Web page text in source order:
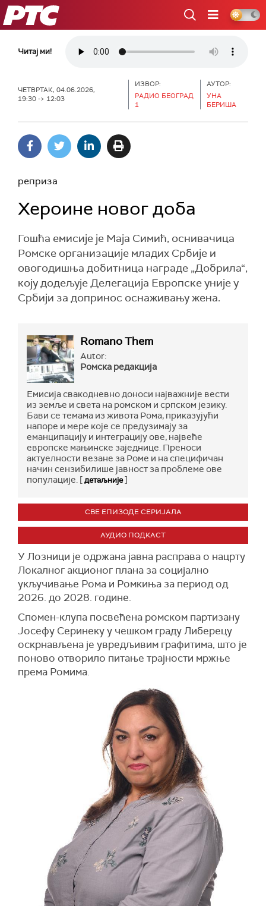
РТС
Читај ми!
ЧЕТВРТАК, 04.06.2026,
19:30 -> 12:03
ИЗВОР:
РАДИО БЕОГРАД
1
АУТОР:
УНА
БЕРИША
реприза
Хероине новог доба
Гошћа емисије је Маја Симић, оснивачица
Ромске организације младих Србије и
овогодишња добитница награде „Добрила“,
коју додељује Делегација Европске уније у
Србији за допринос оснаживању жена.
Romano Them
Autor:
Ромска редакција
Емисија свакодневно доноси најважније вести
из земље и света на ромском и српском језику.
Бави се темама из живота Рома, приказујући
напоре и мере које се предузимају за
еманципацију и интеграцију ове, највеће
европске мањинске заједнице. Преноси
актуелности везане за Роме и на специфичан
начин сензибилише јавност за проблеме ове
популације. [детаљније]
СВЕ ЕПИЗОДЕ СЕРИЈАЛА
АУДИО ПОДКАСТ
У Лозници је одржана јавна расправа о нацрту
Локалног акционог плана за социјално
укључивање Рома и Ромкиња за период од
2026. до 2028. године.
Спомен-клупа посвећена ромском партизану
Јосефу Серинеку у чешком граду Либерецу
оскрнављена је увредљивим графитима, што је
поново отворило питање трајности мржње
према Ромима.